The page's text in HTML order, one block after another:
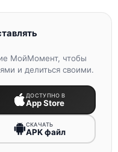
МойМомент, чтобы
и делиться своими.
ДОСТУПНО В
App Store
СКАЧАТЬ
APK файл